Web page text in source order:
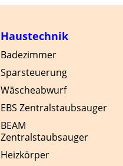
Haustechnik
Badezimmer
Sparsteuerung
Wäscheabwurf
EBS Zentralstaubsauger
BEAM
Zentralstaubsauger
Heizkörper